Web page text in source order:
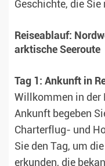
Geschichte, die
Reiseablauf:
arktische Seeroute
Tag 1: Ankunft in
Willkommen in der
Ankunft begeben
Charterflug- und
Sie den Tag, um
erkunden, die